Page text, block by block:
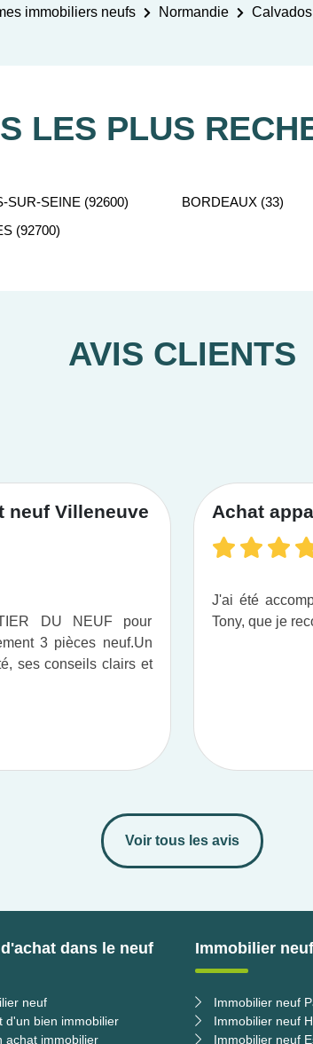
immobiliers neufs Normandie
LES PLUS
SUR-SEINE (92600) BORDEAUX (33)
(92700)
AVIS CLIENTS
neuf Villeneuve
DU NEUF pour
3 pièces neuf.​ Un
ses conseils clairs et
Achat
J'ai été
Tony, que je
Voir tous les avis
dans le neuf
neuf
d'un bien immobilier
achat immobilier
Immobilier
Immobilier neuf
Immobilier neuf
Immobilier neuf